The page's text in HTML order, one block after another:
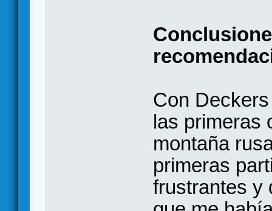
Con
las primeras
montaña
primeras
frustrantes y